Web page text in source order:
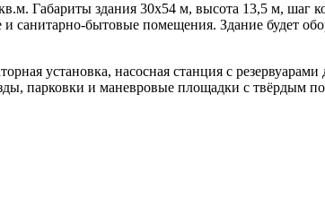
Габариты здания 30х54 м, высота 13,5 м, шаг
санитарно-бытовые помещения. Здание будет
установка, насосная станция с
парковки и маневровые площадки с твёрдым